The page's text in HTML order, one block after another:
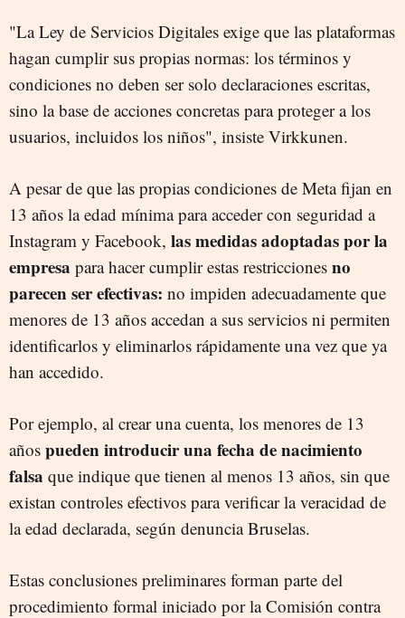
"La Ley de Servicios Digitales exige que las plataformas
hagan cumplir sus propias normas: los términos y
condiciones no deben ser solo declaraciones escritas,
sino la base de acciones concretas para proteger a los
usuarios, incluidos los niños", insiste Virkkunen.
A pesar de que las propias condiciones de Meta fijan en
13 años la edad mínima para acceder con seguridad a
Instagram y Facebook, las medidas adoptadas por la
empresa para hacer cumplir estas restricciones no
parecen ser efectivas: no impiden adecuadamente que
menores de 13 años accedan a sus servicios ni permiten
identificarlos y eliminarlos rápidamente una vez que ya
han accedido.
Por ejemplo, al crear una cuenta, los menores de 13
años pueden introducir una fecha de nacimiento
falsa que indique que tienen al menos 13 años, sin que
existan controles efectivos para verificar la veracidad de
la edad declarada, según denuncia Bruselas.
Estas conclusiones preliminares forman parte del
procedimiento formal iniciado por la Comisión contra